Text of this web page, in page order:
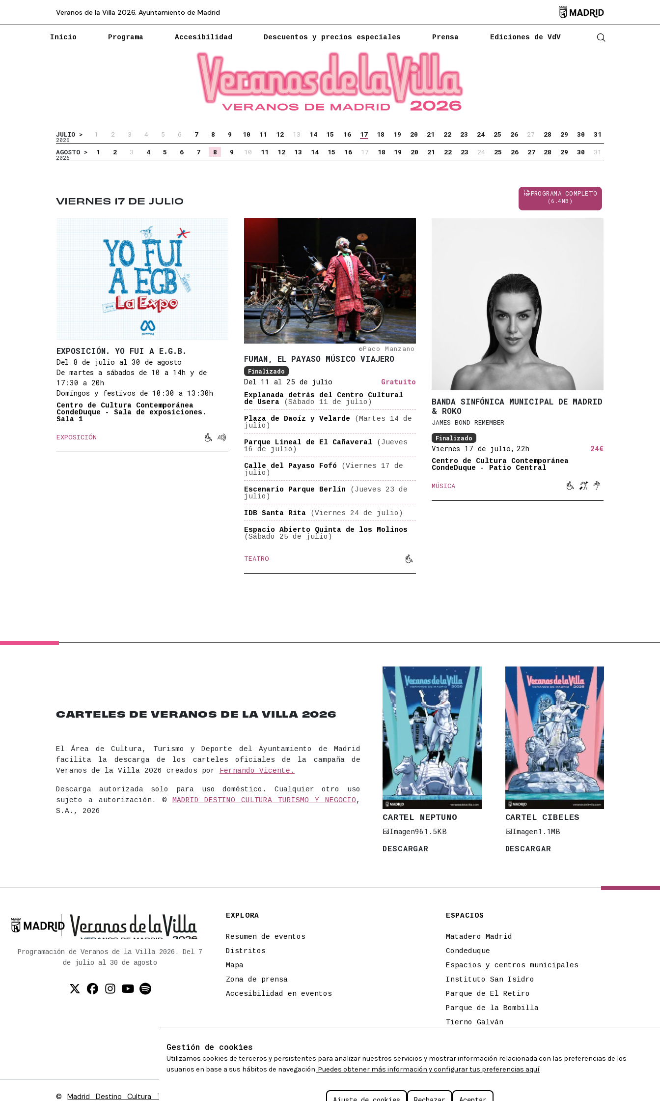
Gestión de cookies
Utilizamos cookies de terceros y persistentes para analizar nuestros servicios y mostrar información relacionada con las preferencias de los
usuarios en base a sus hábitos de navegación. Puedes obtener más información y configurar tus preferencias aquí

Veranos de la Villa 2026. Ayuntamiento de Madrid
Inicio Programa Accesibilidad Descuentos y precios especiales Prensa Ediciones de VdV Abrir
JULIO >
2026
1 2 3 4 5 6 7 8 9 10 11 12 13 14 15 16 17 18 19 20 21 22 23 24 25 26 27 28 29 30 31
AGOSTO >
2026
1 2 3 4 5 6 7 8 9 10 11 12 13 14 15 16 17 18 19 20 21 22 23 24 25 26 27 28 29 30 31
VIERNES 17 DE JULIO
PROGRAMA COMPLETO
(6.4MB)
EXPOSICIÓN. YO FUI A E.G.B.
Del 8 de julio al 30 de agosto
De martes a sábados de 10 a 14h y de
17:30 a 20h
Domingos y festivos de 10:30 a 13:30h
Centro de Cultura Contemporánea
CondeDuque - Sala de exposiciones.
Sala 1
EXPOSICIÓN Movilidad reducida
Audiodescripción
©Paco Manzano
FUMAN, EL PAYASO MÚSICO VIAJERO
Finalizado
Del 11 al 25 de julio Gratuito
Explanada detrás del Centro Cultural
de Usera
(Sábado 11 de julio)
Plaza de Daoíz y Velarde
(Martes 14 de
julio)
Parque Lineal de El Cañaveral
(Jueves
16 de julio)
Calle del Payaso Fofó
(Viernes 17 de
julio)
Escenario Parque Berlín
(Jueves 23 de
julio)
IDB Santa Rita (Viernes 24 de julio)
Espacio Abierto Quinta de los Molinos
(Sábado 25 de julio)
TEATRO Movilidad reducida
BANDA SINFÓNICA MUNICIPAL DE MADRID
& ROKO
JAMES BOND REMEMBER
Finalizado
Viernes 17 de julio, 22h 24€
Centro de Cultura Contemporánea
CondeDuque - Patio Central
MÚSICA Movilidad reducida
Bucle magnético
Sonido
CARTELES DE VERANOS DE LA VILLA 2026
El Área de Cultura, Turismo y Deporte del Ayuntamiento de Madrid
facilita la descarga de los carteles oficiales de la campaña de
Veranos de la Villa 2026 creados por
Fernando Vicente.
Descarga autorizada solo para uso doméstico. Cualquier otro uso
sujeto a autorización. ©
MADRID DESTINO CULTURA TURISMO Y NEGOCIO,
S.A., 2026
CARTEL NEPTUNO
Imagen961.5KB
DESCARGAR
CARTEL CIBELES
Imagen1.1MB
DESCARGAR

Ayuntamiento de Madrid
Programación de Veranos de la Villa 2026. Del 7
de julio al 30 de agosto
Twitter (X)
Facebook
Instagram
YouTube
Spotify
EXPLORA
Resumen de eventos
Distritos
Mapa
Zona de prensa
Accesibilidad en eventos
ESPACIOS
Matadero Madrid
Condeduque
Espacios y centros municipales
Instituto San Isidro
Parque de El Retiro
Parque de la Bombilla
Tierno Galván
©Madrid Destino Cultura Turismo y Negocio S.A. 2026. Algunos derechos Políticas de cookies Aviso legal Accesibilidad web